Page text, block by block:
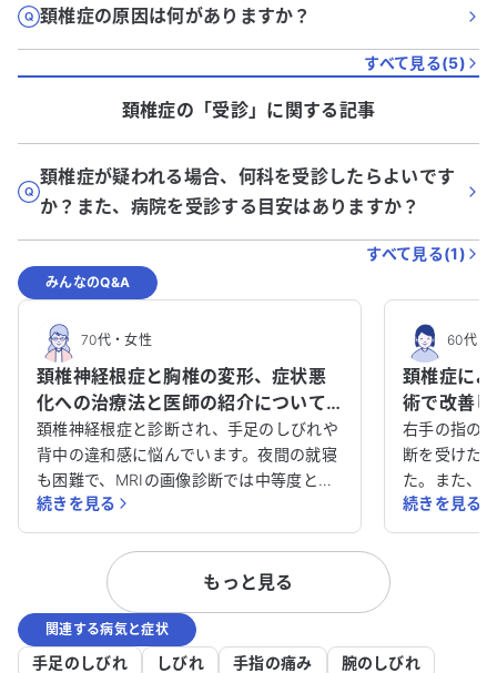
頚椎症の原因は何がありますか？
すべて見る(5)
頚椎症の「受診」に関する記事
頚椎症が疑われる場合、何科を受診したらよいです
か？また、病院を受診する目安はありますか？
すべて見る(1)
みんなのQ&A
70代・女性
頚椎神経根症と胸椎の変形、症状悪
化への治療法と医師の紹介について
教えてください。
頚椎神経根症と診断され、手足のしびれや
背中の違和感に悩んでいます。夜間の就寝
も困難で、MRIの画像診断では中等度とさ
れ、外科療法ではなく保存療法で神経痛の
お薬を使っています。しかし、半年以上経
過しても症状は改善せず、むしろ悪化して
います。別の病院でも同様の診断を受け、
治療法も変わりません。 胸椎の変形もレ
ントゲンで指摘されましたが、具体的な病
状は不明です。医師に相談しても薬の増量
続きを見る
60代・
頚椎症に
術で改善
右手の指の
断を受けた
た。また、
ています。
ていただきます。 頸椎神経
が、しびれは
続きを見る
もっと見る
関連する病気と症状
手足のしびれ しびれ 手指の痛み
腕のしびれ